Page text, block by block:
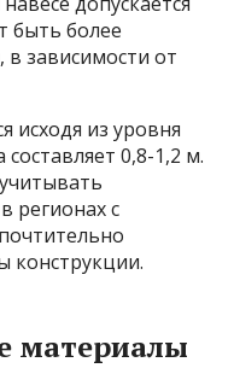
быть более
зависимости от
исходя из уровня
0,8-1,2 м.
регионах с
конструкции.
материалы